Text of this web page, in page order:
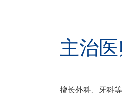
主治
擅长外科、牙科
国家执
异宠专科医生。